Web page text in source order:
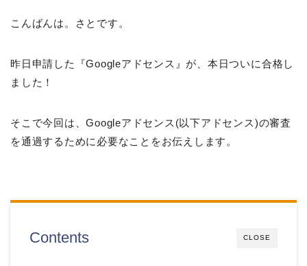
こんばんは。さとです。
昨日申請した『Googleアドセンス』が、本日ついに合格し
ました！
そこで今回は、Googleアドセンス(以下アドセンス)の審査
を通過するために必要なことをお伝えします。
CLOSE
Contents